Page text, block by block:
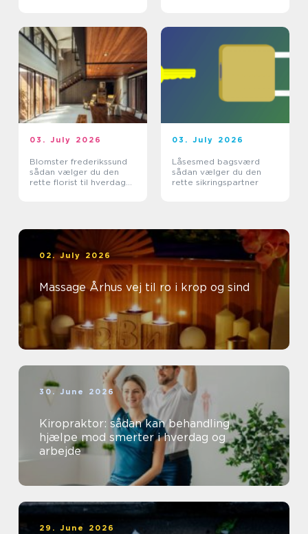
03. July 2026
Blomster frederikssund
sådan vælger du den
rette florist til hverdag
03. July 2026
Låsesmed bagsværd
sådan vælger du den
rette sikringspartner
02. July 2026
Massage Århus vej til ro i krop og sind
30. June 2026
Kiropraktor: sådan kan behandling
hjælpe mod smerter i hverdag og
arbejde
29. June 2026